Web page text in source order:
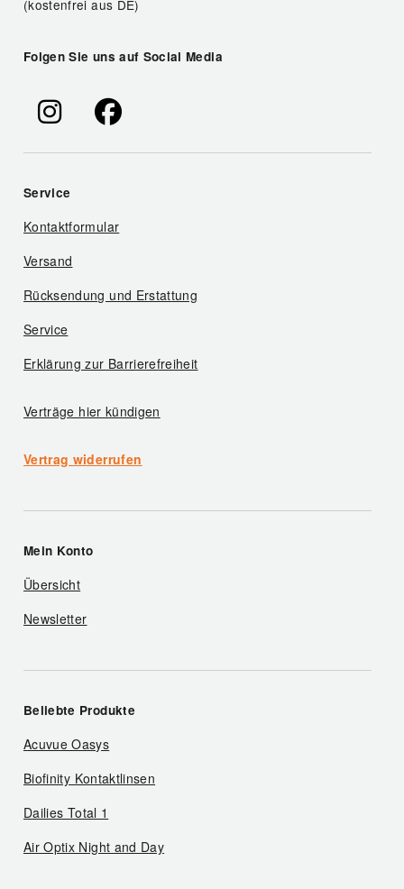
(kostenfrei aus DE)
Folgen Sie uns auf Social Media
Service
Kontaktformular
Versand
Rücksendung und Erstattung
Service
Erklärung zur Barrierefreiheit
Verträge hier kündigen
Vertrag widerrufen
Mein Konto
Übersicht
Newsletter
Beliebte Produkte
Acuvue Oasys
Biofinity Kontaktlinsen
Dailies Total 1
Air Optix Night and Day